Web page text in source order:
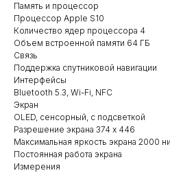
Память и процессор
Процессор Apple S10
Количество ядер процессора 4
Объем встроенной памяти 64 ГБ
Связь
Поддержка спутниковой навигации
Интерфейсы
Bluetooth 5.3, Wi-Fi, NFC
Экран
OLED, сенсорный, с подсветкой
Разрешение экрана 374 x 446
Максимальная яркость экрана 2000
Постоянная работа экрана
Измерения